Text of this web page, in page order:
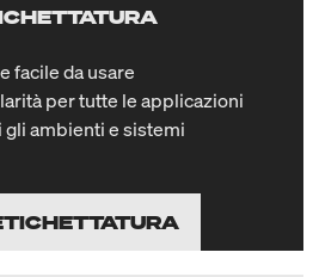
facile da usare
per tutte le applicazioni
ambienti e sistemi